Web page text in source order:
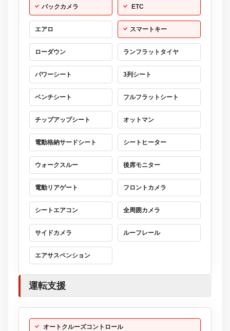
バックカメラ ETC
エアロ スマートキー
ローダウン ランフラットタイヤ
パワーシート 3列シート
ベンチシート フルフラットシート
チップアップシート オットマン
電動格納サードシート シートヒーター
ウォークスルー 後席モニター
電動リアゲート フロントカメラ
シートエアコン 全周囲カメラ
サイドカメラ ルーフレール
エアサスペンション
運転支援
オートクルーズコントロール